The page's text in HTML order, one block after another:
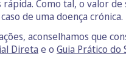
Como tal, o valor de
de uma doença crónica.
aconselhamos que
Direta e o Guia Prático do